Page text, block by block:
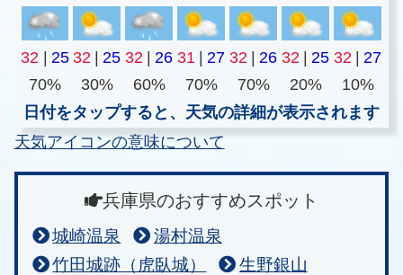
32 25 32 25 32 26 31 27 32 26 32 25 32
27
70%
30% 60% 70% 70% 20%
10%
日付をタップすると、天気の詳細が表示されます
天気アイコンの意味について
兵庫県のおすすめスポット
城崎温泉
湯村温泉
竹田城跡（虎臥城）
生野銀山